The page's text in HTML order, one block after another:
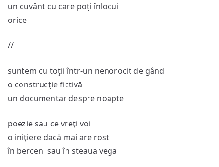
un cuvânt cu care poţi înlocui
orice
//
suntem cu toţii într-un nenorocit de gând
o construcţie fictivă
un documentar despre noapte
poezie sau ce vreţi voi
o iniţiere dacă mai are rost
în berceni sau în steaua vega